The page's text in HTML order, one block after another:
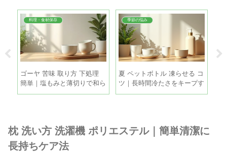
料理・食材保存
ゴーヤ 苦味 取り方 下処理
簡単｜塩もみと薄切りで和ら
げる手順
季節の悩み
夏 ペットボトル 凍らせる コ
ツ｜長時間冷たさをキープす
る5つの方法
枕 洗い方 洗濯機 ポリエステル｜簡単清潔に
長持ちケア法